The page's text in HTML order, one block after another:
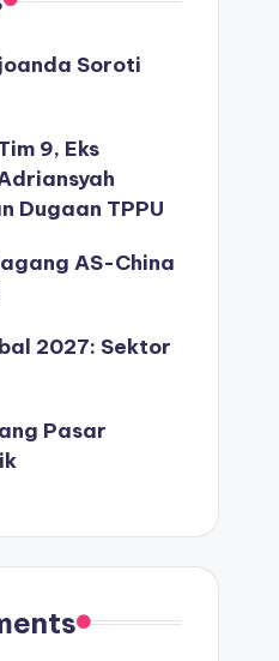
Soroti
9, Eks
Dugaan TPPU
AS-China
2027: Sektor
Pasar